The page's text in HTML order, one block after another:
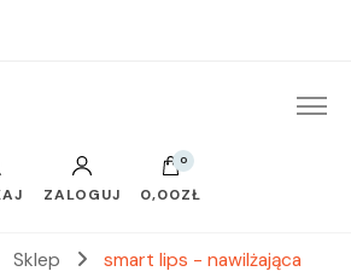
ZALOGUJ
0
0,00ZŁ
Sklep
smart lips - nawilżająca